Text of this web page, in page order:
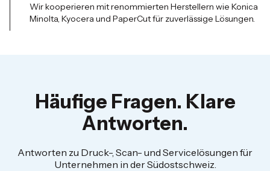
Wir kooperieren mit renommierten Herstellern wie Konica
Minolta, Kyocera und PaperCut für zuverlässige Lösungen.
Häufige Fragen. Klare
Antworten.
Antworten zu Druck-, Scan- und Servicelösungen für
Unternehmen in der Südostschweiz.